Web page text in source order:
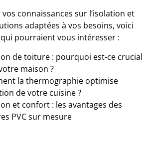
connaissances sur l’isolation et
adaptées à vos besoins, voici
pourraient vous intéresser :
de toiture : pourquoi est-ce crucial
maison ?
la thermographie optimise
de votre cuisine ?
et confort : les avantages des
PVC sur mesure